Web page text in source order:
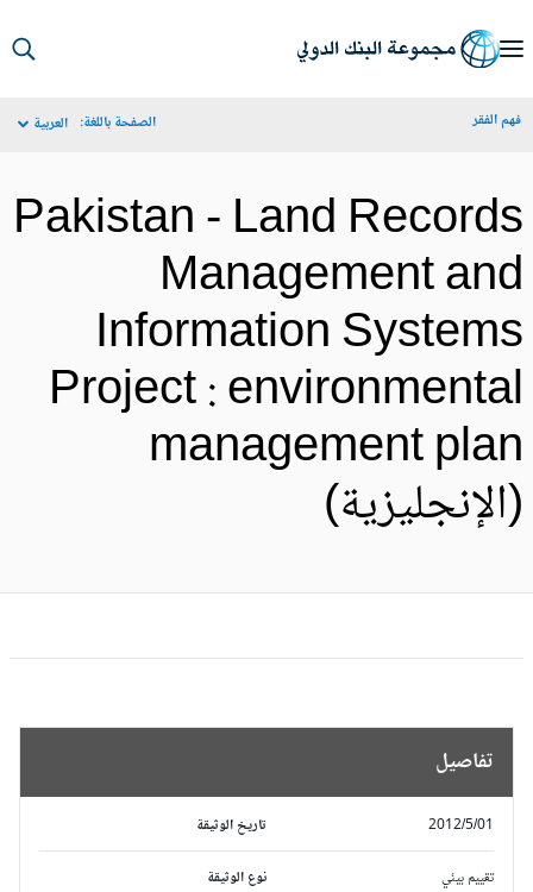
الفقر الصفحة باللغة: العربية
Pakistan - Land
Management
Information
Project :
management
تفاصيل
تاريخ الوثيقة 2012/5/01
نوع الوثيقة تقييم بيئي